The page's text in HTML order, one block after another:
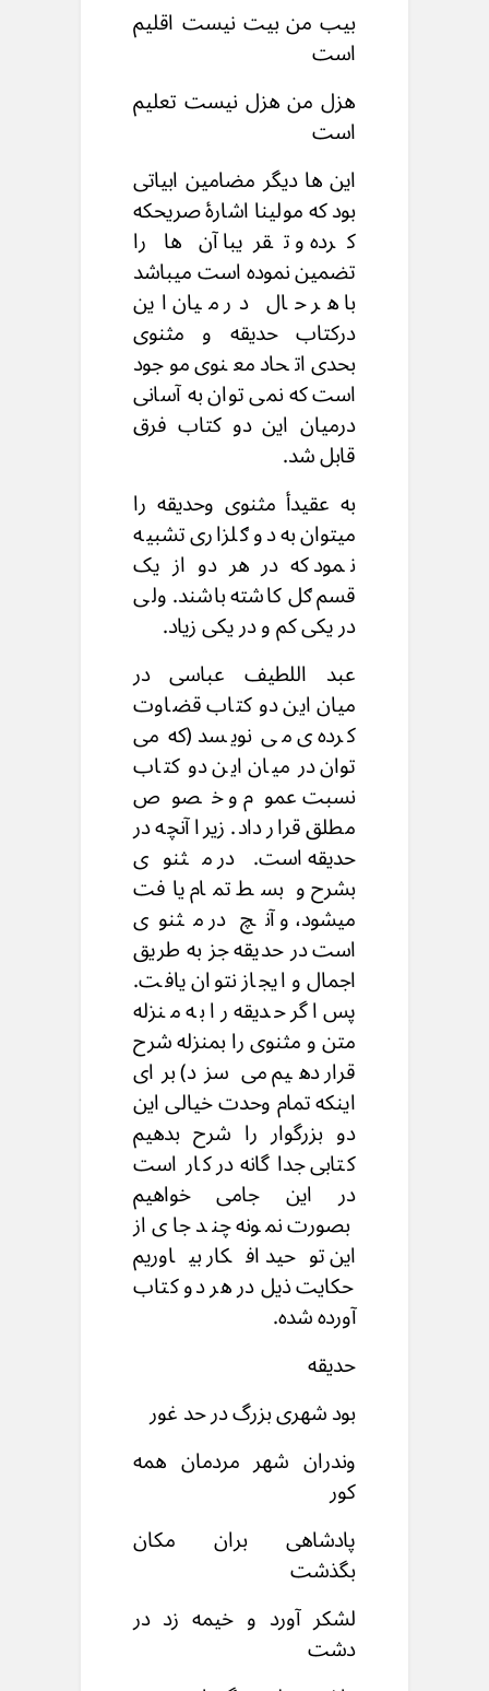
بیب من بیت نیست اقلیم
است
هزل من هزل نیست تعلیم
است
این ها دیگر مضامین ابیاتی
بود که مولینا اشارۀ صریحکه
کرده و تقریبا آن ها را
تضمین نموده است میباشد
با هر حال در میان این
درکتاب حدیقه و مثنوی
بحدی اتحاد معنوی موجود
است که نمی توان به آسانی
درمیان این دو کتاب فرق
قابل شد.
به عقیدأ مثنوی وحدیقه را
میتوان به دو ګلزاری تشبیه
نمود که در هر دو از یک
قسم ګل کاشته باشند. ولی
در یکی کم و در یکی زیاد.
عبد اللطیف عباسی در
میان این دو کتاب قضاوت
کرده ی می نویسد (که می
توان در میان این دو کتاب
نسبت عموم و خصوص
مطلق قرار داد. زیرا آنچه در
حدیقه است. در مثنوی
بشرح و بسط تمام یافت
میشود، و آنچ در مثنوی
است در حدیقه جز به طریق
اجمال و ایجاز نتوان یافت.
پس اگر حدیقه را به منزله
متن و مثنوی را بمنزله شرح
قرار دهیم می سزد) برای
اینکه تمام وحدت خیالی این
دو بزرگوار را شرح بدهیم
کتابی جدا گانه در کار است
در این جامی خواهیم
بصورت نمونه چند جای از
این توحید افکار بیاوریم
حکایت ذیل در هر دو کتاب
آورده شده.
حدیقه
بود شهری بزرگ در حد غور
وندران شهر مردمان همه
کور
پادشاهی بران مکان
بگذشت
لشکر آورد و خیمه زد در
دشت